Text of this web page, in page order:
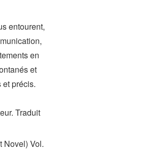
entourent,
en
et
précis.
Traduit
Novel) Vol.